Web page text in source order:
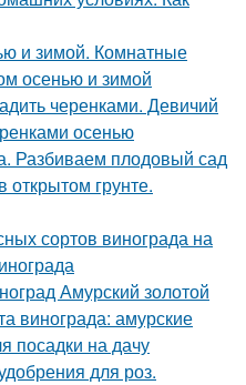
и зимой. Комнатные
осенью и зимой
черенками. Девичий
осенью
Разбиваем плодовый сад
открытом грунте.
сортов винограда на
Амурский золотой
винограда: амурские
посадки на дачу
для роз.